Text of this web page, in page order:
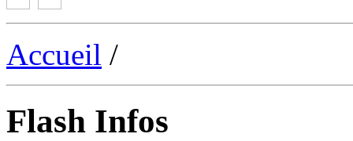
Accueil /
Flash Infos